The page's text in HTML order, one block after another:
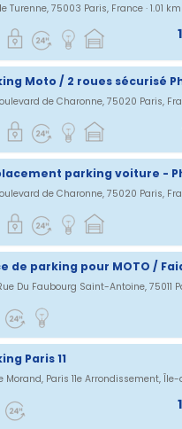
Turenne, 75003 Paris, France · 1.01 km
Paris 11